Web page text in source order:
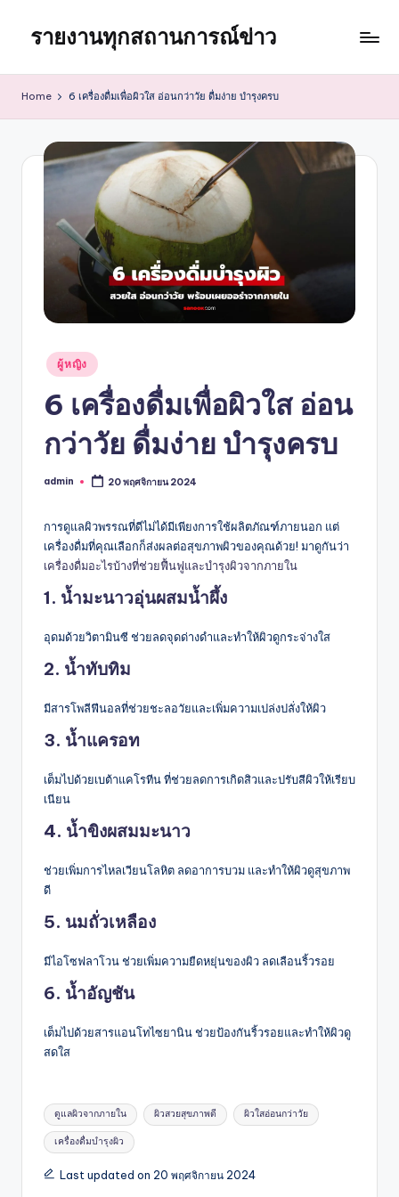
content
รายงานทุกสถานการณ์ข่าว
Home 6 เครื่องดื่มเพื่อผิวใส อ่อนกว่าวัย ดื่มง่าย บำรุงครบ
Posted
in
ผู้หญิง
6 เครื่องดื่มเพื่อผิวใส อ่อน
กว่าวัย ดื่มง่าย บำรุงครบ
Posted
admin 20 พฤศจิกายน 2024
การดูแลผิวพรรณที่ดีไม่ได้มีเพียงการใช้ผลิตภัณฑ์ภายนอก แต่
เครื่องดื่มที่คุณเลือกก็ส่งผลต่อสุขภาพผิวของคุณด้วย! มาดูกันว่า
เครื่องดื่มอะไรบ้างที่ช่วยฟื้นฟูและบำรุงผิวจากภายใน
1. น้ำมะนาวอุ่นผสมน้ำผึ้ง
อุดมด้วยวิตามินซี ช่วยลดจุดด่างดำและทำให้ผิวดูกระจ่างใส
2. น้ำทับทิม
มีสารโพลีฟีนอลที่ช่วยชะลอวัยและเพิ่มความเปล่งปลั่งให้ผิว
3. น้ำแครอท
เต็มไปด้วยเบต้าแคโรทีน ที่ช่วยลดการเกิดสิวและปรับสีผิวให้เรียบ
เนียน
4. น้ำขิงผสมมะนาว
ช่วยเพิ่มการไหลเวียนโลหิต ลดอาการบวม และทำให้ผิวดูสุขภาพ
ดี
5. นมถั่วเหลือง
มีไอโซฟลาโวน ช่วยเพิ่มความยืดหยุ่นของผิว ลดเลือนริ้วรอย
6. น้ำอัญชัน
เต็มไปด้วยสารแอนโทไซยานิน ช่วยป้องกันริ้วรอยและทำให้ผิวดู
สดใส
Tags:
ดูแลผิวจากภายใน ผิวสวยสุขภาพดี ผิวใสอ่อนกว่าวัย
เครื่องดื่มบำรุงผิว
Last updated on 20 พฤศจิกายน 2024